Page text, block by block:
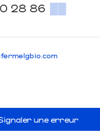
28 86 ▒▒
une erreur